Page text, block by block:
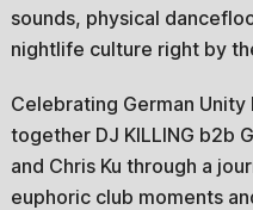
sounds, physical
nightlife culture right by
Celebrating German
together DJ KILLING b2b
and Chris Ku through a
euphoric club moments